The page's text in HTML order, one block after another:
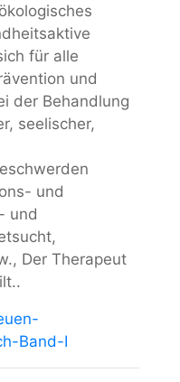
für alle
und
der Behandlung
seelischer,
und
und
Der Therapeut
Band-I